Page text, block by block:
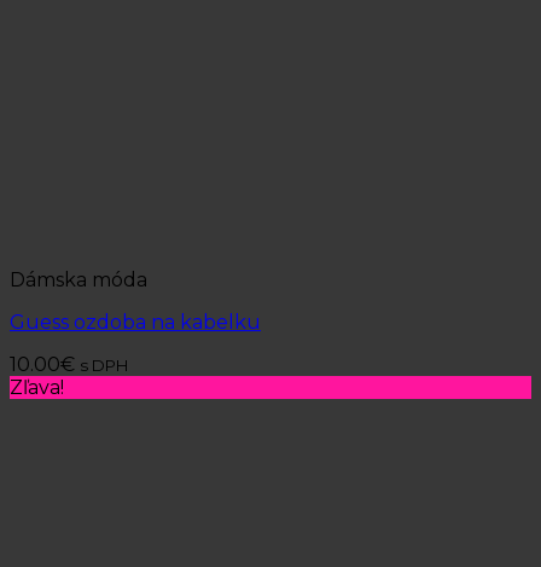
Dámska móda
Guess ozdoba na kabelku
10.00€ s DPH
Zľava!